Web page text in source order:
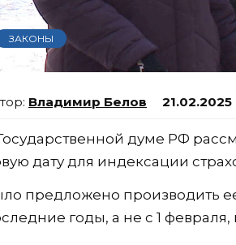
ЗАКОНЫ
Владимир Белов 21.02.2025
думе РФ
дату для индексации
предложено производить
годы, а не с 1 февраля,